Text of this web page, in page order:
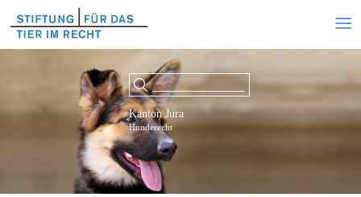
Kanton Jura
Hunderecht